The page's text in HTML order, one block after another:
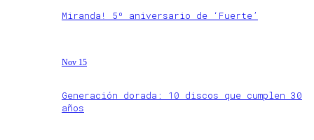
Miranda! 5º aniversario de ‘Fuerte’
Nov 15
Generación dorada: 10 discos que cumplen 30
años